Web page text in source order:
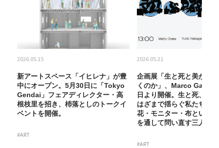
2026.05.15
新アートスペース「イヒレナ」が豊
中にオープン。5月30日に「Tokyo
Gendai」フェアディレクター・高
根枝里を招き、杮落としのトークイ
ベントを開催。
#ART
2026.05.21
企画展「生と死と美が並
くのか」、Marco Gallery
日より開催。生と死、自
はざまで揺らぐ私たちの
花・モニター・布という
を通して問い直す三人展。
#ART